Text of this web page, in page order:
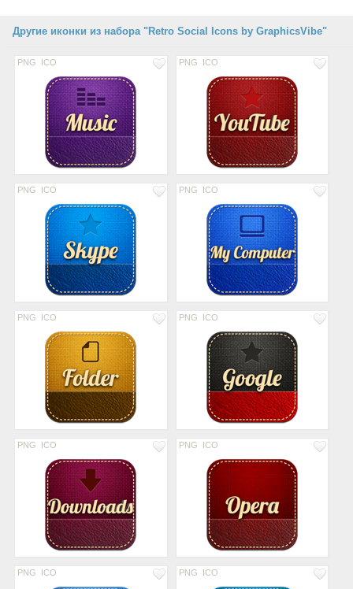
Другие иконки из набора "Retro Social Icons by GraphicsVibe"
PNG ICO PNG ICO
PNG ICO PNG ICO
PNG ICO PNG ICO
PNG ICO PNG ICO
PNG ICO PNG ICO